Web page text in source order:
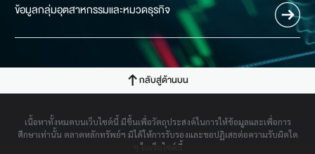
ข้อมูลกลุ่มอุตสาหกรรมและหมวดธุรกิจ
กลับสู่ด้านบน
เนื้อหาทั้งหมดบนเว็บไซต์นี้ มีขึ้นเพื่อวัตถุประสงค์ในการให้ข้อมูลและเพื่อการ
ศึกษาเท่านั้น ตลาดหลักทรัพย์ฯ มิได้ให้การรับรองและขอปฏิเสธต่อความรับผิดใด
ๆ ในเว็บไซต์นี้